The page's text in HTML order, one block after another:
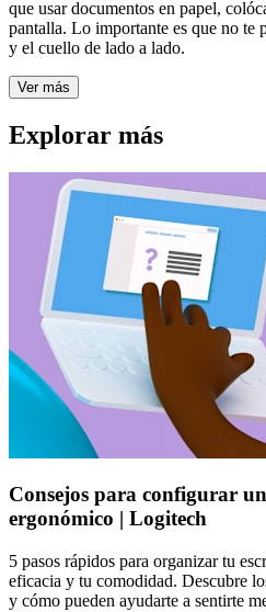
que usar documentos en papel,
pantalla. Lo importante es que no te
y el cuello de lado a lado.
Ver más
Explorar más
Consejos para configurar
ergonómico | Logitech
5 pasos rápidos para organizar tu
eficacia y tu comodidad. Descubre
y cómo pueden ayudarte a sentirte